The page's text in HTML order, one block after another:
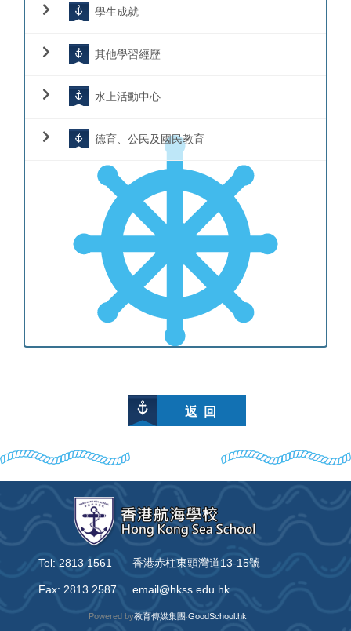
學生成就
其他學習經歷
水上活動中心
德育、公民及國民教育
返 回
Tel: 2813 1561
Fax: 2813 2587
香港赤柱東頭灣道13-15號
email@hkss.edu.hk
Powered by教育傳媒集團‧GoodSchool.hk